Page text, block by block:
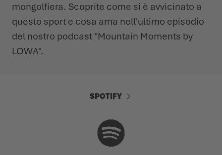
mongolfiera. Scoprite come si è avvicinato a
questo sport e cosa ama nell'ultimo episodio
del nostro podcast "Mountain Moments by
LOWA".
SPOTIFY